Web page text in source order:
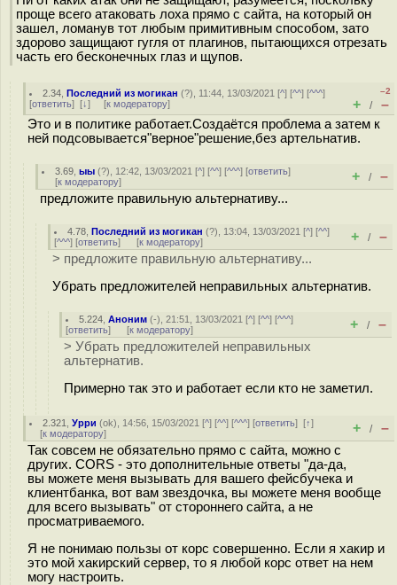
проще всего атаковать лоха прямо с сайта, на который он
зашел, ломанув тот любым примитивным способом, зато
здорово защищают гугля от плагинов, пытающихся отрезать
часть его бесконечных глаз и щупов.
2.34 ,Последний из могикан (?), 11:44, 13/03/2021 [^] [^^] [^^^]
[ответить] [↓] [к модератору]
–2
+ / –
Это и в политике работает.Создаётся проблема а затем к
ней подсовывается"верное"решение,без артельнатив.
3.69 ,ыы (?), 12:42, 13/03/2021 [^] [^^] [^^^] [ответить]
[к модератору] + / –
предложите правильную альтернативу...
4.78 ,Последний из могикан (?), 13:04, 13/03/2021 [^] [^^]
[^^^] [ответить] [к модератору] + / –
> предложите правильную альтернативу...
Убрать предложителей неправильных альтернатив.
5.224 ,Аноним (-), 21:51, 13/03/2021 [^] [^^] [^^^]
[ответить] [к модератору] + / –
> Убрать предложителей неправильных
альтернатив.
Примерно так это и работает если кто не заметил.
2.321 ,Урри (ok), 14:56, 15/03/2021 [^] [^^] [^^^] [ответить][↑]
[к модератору] + / –
Так совсем не обязательно прямо с сайта, можно с
других. CORS - это дополнительные ответы "да-да,
вы можете меня вызывать для вашего фейсбучека и
клиентбанка, вот вам звездочка, вы можете меня вообще
для всего вызывать" от стороннего сайта, а не
просматриваемого.
Я не понимаю пользы от корс совершенно. Если я хакир и
это мой хакирский сервер, то я любой корс ответ на нем
могу настроить.